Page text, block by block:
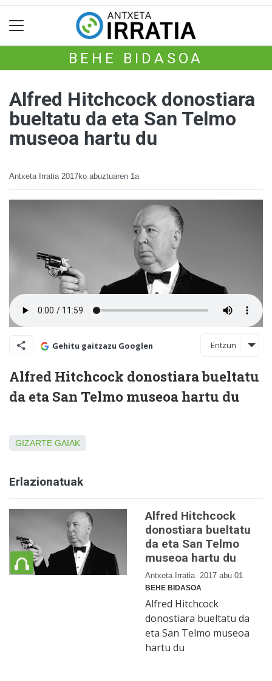
BEHE BIDASOA
Alfred Hitchcock donostiara
bueltatu da eta San Telmo
museoa hartu du
Antxeta Irratia 2017ko abuztuaren 1a
Gehitu gaitzazu Googlen Entzun
Alfred Hitchcock donostiara bueltatu
da eta San Telmo museoa hartu du
GIZARTE GAIAK
Erlazionatuak
Alfred Hitchcock
donostiara bueltatu
da eta San Telmo
museoa hartu du
Antxeta Irratia 2017 abu 01
BEHE BIDASOA
Alfred Hitchcock
donostiara bueltatu da
eta San Telmo museoa
hartu du